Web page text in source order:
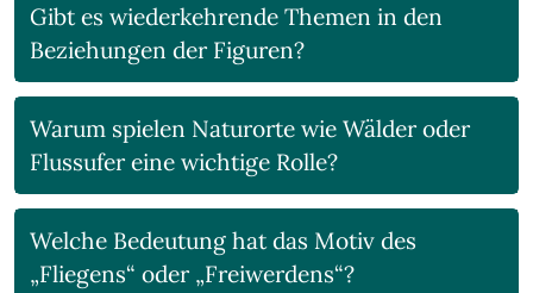
Gibt es wiederkehrende Themen in den
Beziehungen der Figuren?
Warum spielen Naturorte wie Wälder oder
Flussufer eine wichtige Rolle?
Welche Bedeutung hat das Motiv des
„Fliegens“ oder „Freiwerdens“?